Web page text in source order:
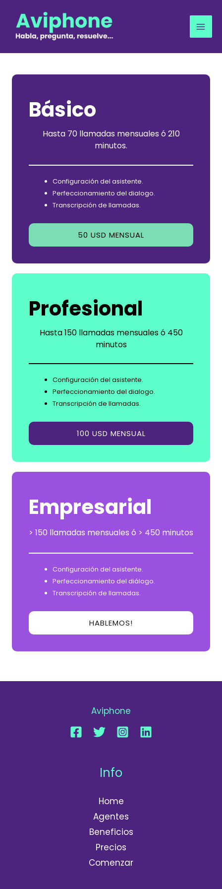
contenido
Básico
Hasta 70 llamadas mensuales ó 210
minutos.
Configuración del asistente.
Perfeccionamiento del dialogo.
Transcripción de llamadas.
50 USD MENSUAL
Profesional
Hasta 150 llamadas mensuales ó 450
minutos
Configuración del asistente.
Perfeccionamiento del dialogo.
Transcripción de llamadas.
100 USD MENSUAL
Empresarial
> 150 llamadas mensuales ó > 450 minutos
Configuración del asistente.
Perfeccionamiento del diálogo.
Transcripción de llamadas.
HABLEMOS!
Aviphone
Info
Home
Agentes
Beneficios
Precios
Comenzar